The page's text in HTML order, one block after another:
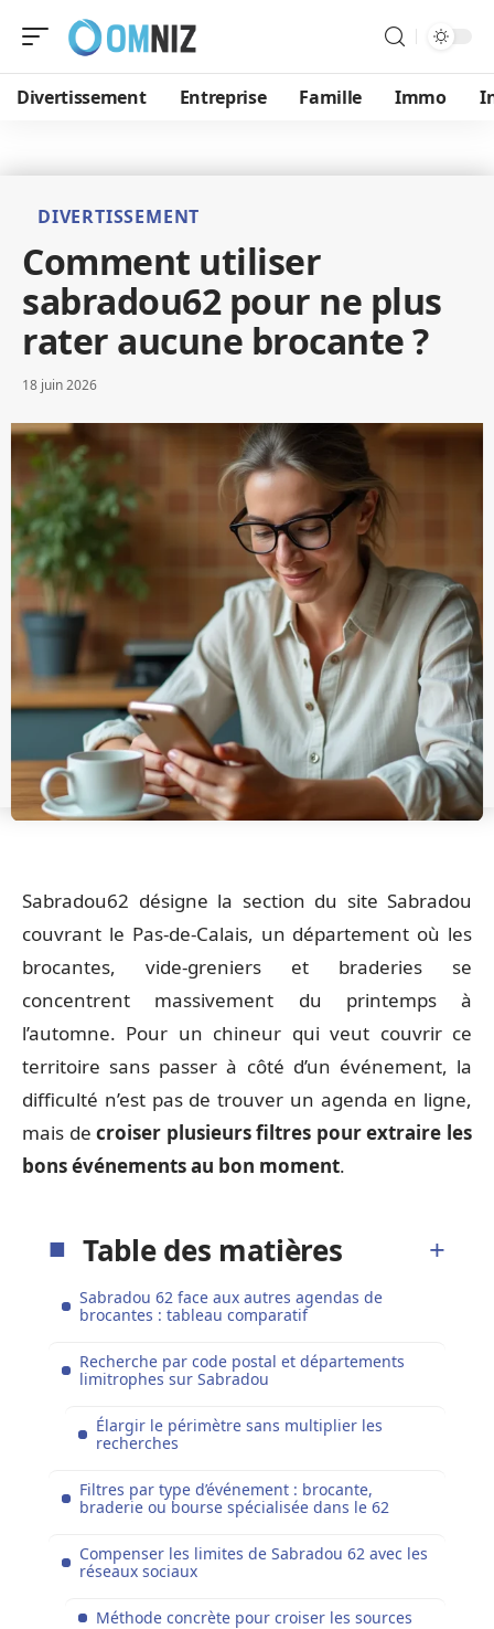
Divertissement Entreprise Famille Immo
DIVERTISSEMENT
Comment utiliser
sabradou62 pour ne plus
rater aucune brocante ?
18 juin 2026
Sabradou62 désigne la section du site Sabradou
couvrant le Pas-de-Calais, un département où les
brocantes, vide-greniers et braderies se
concentrent massivement du printemps à
l’automne. Pour un chineur qui veut couvrir ce
territoire sans passer à côté d’un événement, la
difficulté n’est pas de trouver un agenda en ligne,
mais decroiser plusieurs filtres pour extraire les
bons événements au bon moment.
Table des matières
Sabradou 62 face aux autres agendas de
brocantes : tableau comparatif
Recherche par code postal et départements
limitrophes sur Sabradou
Élargir le périmètre sans multiplier les
recherches
Filtres par type d’événement : brocante,
braderie ou bourse spécialisée dans le 62
Compenser les limites de Sabradou 62 avec les
réseaux sociaux
Méthode concrète pour croiser les sources